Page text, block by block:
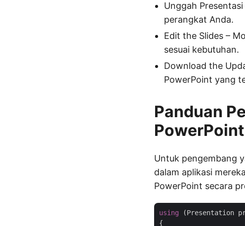
Unggah
perangkat Anda.
Edit the Slides –
sesuai kebutuhan.
Download the
PowerPoint yang
Panduan
Untuk pengembang
dalam aplikasi
PowerPoint secara
using (Presentation
{